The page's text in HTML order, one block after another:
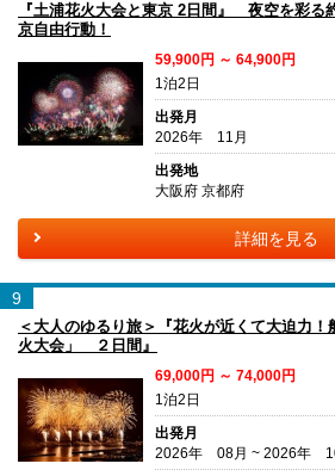
『土浦花火大会と東京 2日間』 夜空を彩
京自由行動！
59,900円 ～ 64,900円
1泊2日
出発月
2026年 11月
出発地
大阪府 京都府
詳細を見る
9
＜大人のゆるり旅＞『花火が近くて大迫力
火大会」 ２日間』
69,000円 ～ 74,000円
1泊2日
出発月
2026年 08月 ~ 2026年